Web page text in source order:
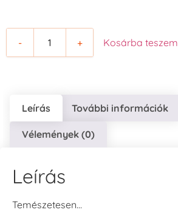
- + Kosárba teszem
Leírás További információk
Vélemények (0)
Leírás
Temészetesen…